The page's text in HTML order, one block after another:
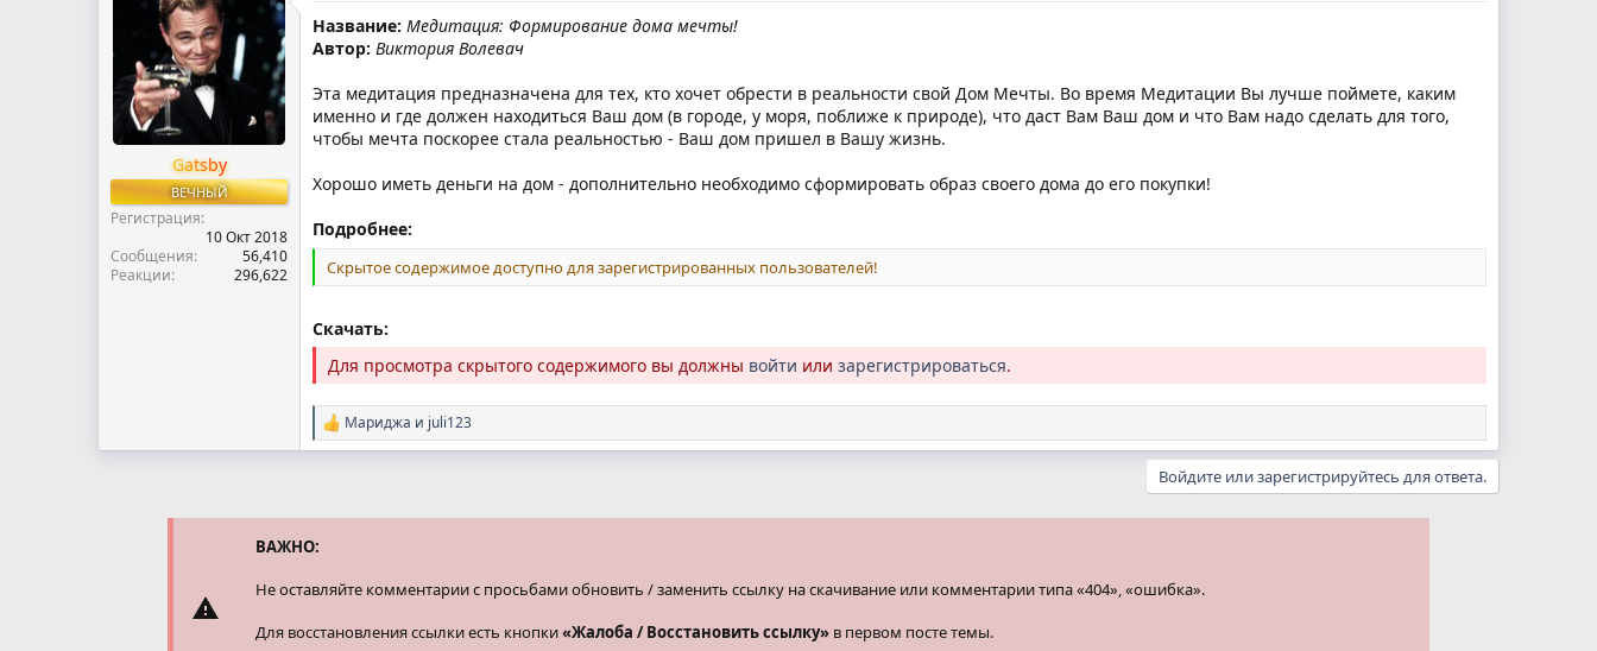
м
ы
а
н
а
ч
а
л
Gatsby
ВЕЧНЫЙ
Регистрация
10 Окт 2018
Сообщения
56,410
Реакции
296,622
Название: Медитация: Формирование дома мечты!
Автор: Виктория Волевач
Эта медитация предназначена для тех, кто хочет обрести в реальности свой Дом Мечты. Во время Медитации Вы лучше поймете, каким
именно и где должен находиться Ваш дом (в городе, у моря, поближе к природе), что даст Вам Ваш дом и что Вам надо сделать для того,
чтобы мечта поскорее стала реальностью - Ваш дом пришел в Вашу жизнь.
Хорошо иметь деньги на дом - дополнительно необходимо сформировать образ своего дома до его покупки!
Подробнее:
Скрытое содержимое доступно для зарегистрированных пользователей!
Скачать:
Для просмотра скрытого содержимого вы должны войти или зарегистрироваться.
Р
е
и
Мариджа и juli123
Войдите или зарегистрируйтесь для ответа.
ВАЖНО:
Не оставляйте комментарии с просьбами обновить / заменить ссылку на скачивание или комментарии типа «404», «ошибка».
Для восстановления ссылки есть кнопки«Жалоба / Восстановить ссылку» в первом посте темы.